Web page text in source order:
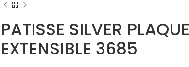
PATISSE SILVER PLAQUE
EXTENSIBLE 3685